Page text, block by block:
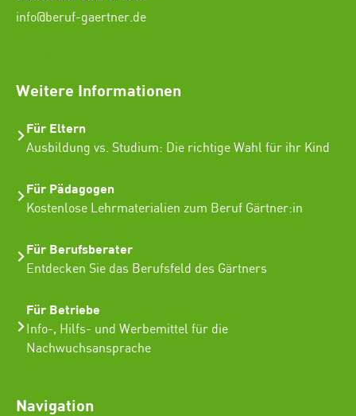
info@beruf-gaertner.de
Weitere Informationen
Für Eltern
Ausbildung vs. Studium: Die richtige Wahl für ihr Kind
Für Pädagogen
Kostenlose Lehrmaterialien zum Beruf Gärtner:in
Für Berufsberater
Entdecken Sie das Berufsfeld des Gärtners
Für Betriebe
Info-, Hilfs- und Werbemittel für die
Nachwuchsansprache
Navigation